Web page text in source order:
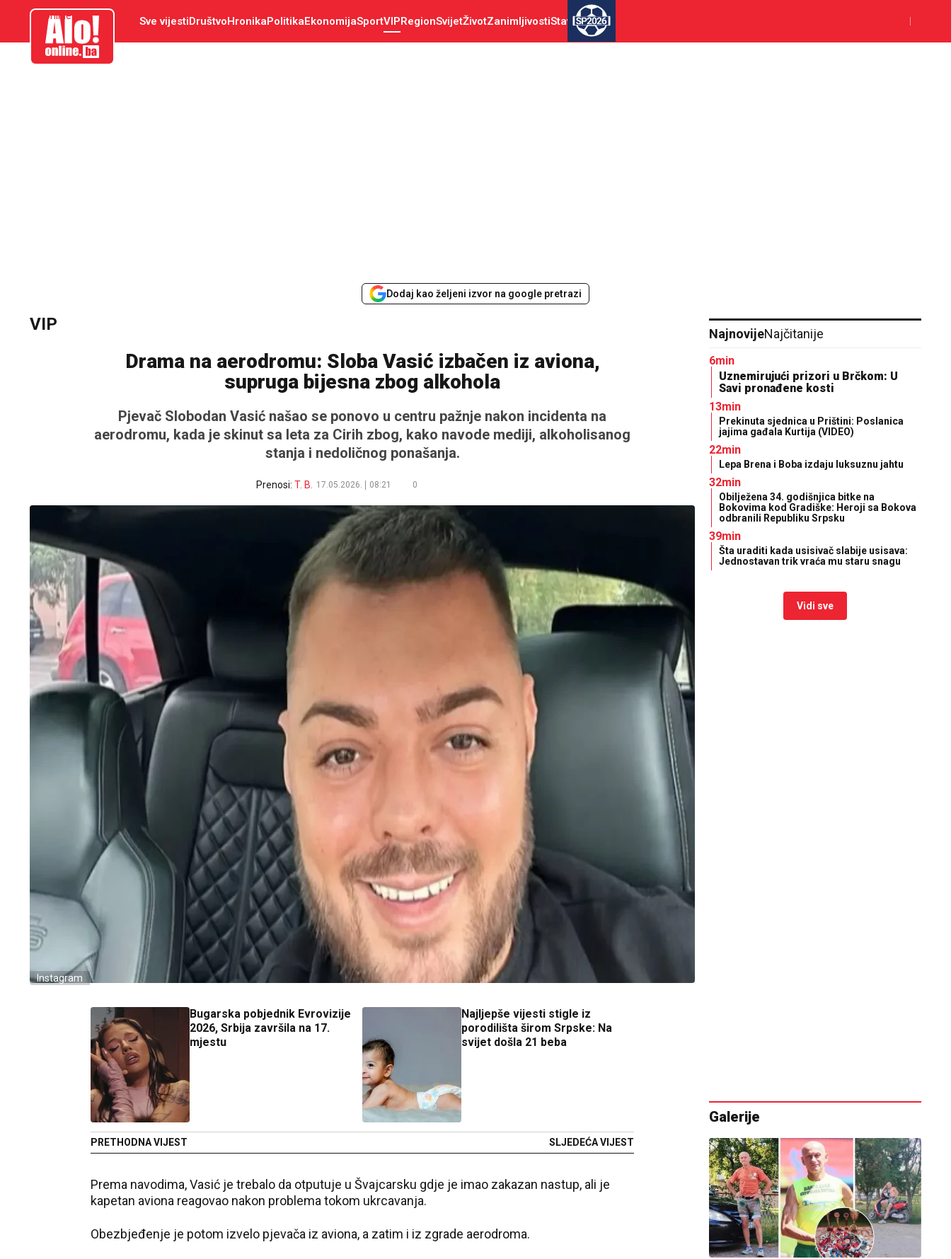
aloonline.ba Sve vijestiDruštvoHronikaPolitikaEkonomijaSportVIPRegionSvijetŽivotZanimljivostiStav SP2026
Dodaj kao željeni izvor na google pretrazi
VIP
Drama na aerodromu: Sloba Vasić izbačen iz aviona,
supruga bijesna zbog alkohola
Pjevač Slobodan Vasić našao se ponovo u centru pažnje nakon incidenta na
aerodromu, kada je skinut sa leta za Cirih zbog, kako navode mediji, alkoholisanog
stanja i nedoličnog ponašanja.
Prenosi: T. B. 17.05.2026. 08:21 0
Instagram
Bugarska pobjednik Evrovizije
2026, Srbija završila na 17.
mjestu
PRETHODNA VIJEST
Najljepše vijesti stigle iz
porodilišta širom Srpske: Na
svijet došla 21 beba
SLJEDEĆA VIJEST
Prema navodima, Vasić je trebalo da otputuje u Švajcarsku gdje je imao zakazan nastup, ali je
kapetan aviona reagovao nakon problema tokom ukrcavanja.
Obezbjeđenje je potom izvelo pjevača iz aviona, a zatim i iz zgrade aerodroma.
NajnovijeNajčitanije
6min
Uznemirujući prizori u Brčkom: U
Savi pronađene kosti
13min
Prekinuta sjednica u Prištini: Poslanica
jajima gađala Kurtija (VIDEO)
22min
Lepa Brena i Boba izdaju luksuznu jahtu
32min
Obilježena 34. godišnjica bitke na
Bokovima kod Gradiške: Heroji sa Bokova
odbranili Republiku Srpsku
39min
Šta uraditi kada usisivač slabije usisava:
Jednostavan trik vraća mu staru snagu
Vidi sve
Galerije